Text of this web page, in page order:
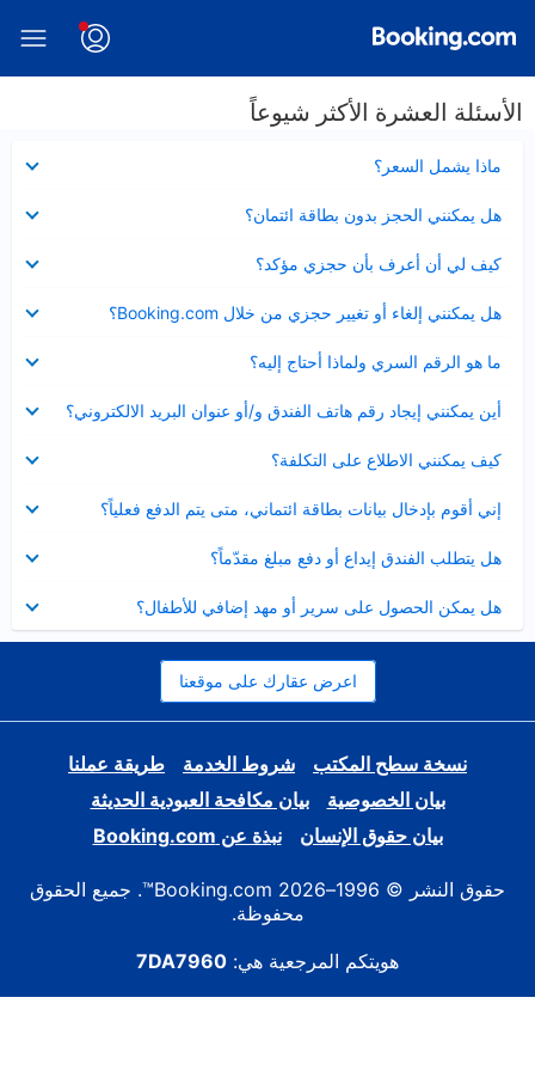
الأسئلة العشرة الأكثر شيوعاً
ماذا يشمل السعر؟
مصغر
هل يمكنني الحجز بدون بطاقة ائتمان؟
مصغر
كيف لي أن أعرف بأن حجزي مؤكد؟
مصغر
هل يمكنني إلغاء أو تغيير حجزي من خلال Booking.com؟
مصغر
ما هو الرقم السري ولماذا أحتاج إليه؟
مصغر
أين يمكنني إيجاد رقم هاتف الفندق و/أو عنوان البريد الالكتروني؟
عرض
مصغر
كيف يمكنني الاطلاع على التكلفة؟
مصغر
إني أقوم بإدخال بيانات بطاقة ائتماني، متى يتم الدفع فعلياً؟
مصغر
هل يتطلب الفندق إيداع أو دفع مبلغ مقدّماً؟
مصغر
هل يمكن الحصول على سرير أو مهد إضافي للأطفال؟
مصغر
اعرض عقارك على موقعنا
نسخة سطح المكتب شروط الخدمة
طريقة عملنا
بيان الخصوصية
بيان مكافحة العبودية الحديثة
بيان حقوق الإنسان
نبذة عن Booking.com
حقوق النشر © 1996–2026 Booking.com™. جميع الحقوق
محفوظة.
هويتكم المرجعية هي: 7DA7960